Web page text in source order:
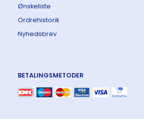
Ønskeliste
Ordrehistorik
Nyhedsbrev
BETALINGSMETODER